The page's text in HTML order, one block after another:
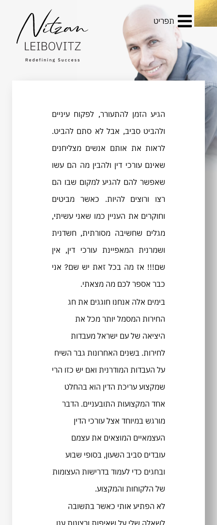
תפריט
הגיע הזמן להתעורר, לפקוח עיניים
ולהביט סביב, אבל לא סתם להביט.
לראות את אותם אנשים מצליחנים
שאינם עורכי דין ולהבין מה הם עשו
שאפשר להם להגיע למקום שבו הם
רצו ורוצים להיות. כאשר מביטים
וחוקרים את העניין כמו שאני עשיתי,
מגלים שחשיבה מסורתית, חשדנית
ושמרנית המאפיינת עורכי דין, אין
שם!!! אז מה בכל זאת יש שם? אני
כבר אספר לכם מה מצאתי.
בימים אלה אנחנו חוגגים את חג
החירות המסמל יותר מכל את
היציאה של עם ישראל מעבדות
לחירות. בשנים האחרונות גבר השיח
על העבדות המודרנית ואם יש כזו הרי
שמקצוע עריכת הדין הוא בהחלט
אחד המקצועות התובעניים. הדבר
מורגש במיוחד אצל עורכי הדין
העצמאיים המוצאים את עצמם
עובדים סביב השעון, בסופי שבוע
ובחגים כדי לעמוד בדרישות העצומות
של הלקוחות והמקצוע.
לא הפתיע אותי כאשר בתשובה